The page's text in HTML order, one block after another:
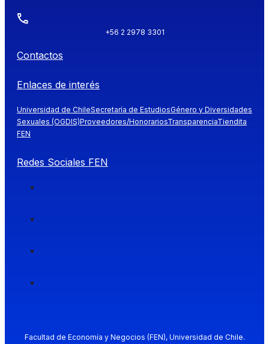
+56 2 2978 3301
Contactos
Enlaces de interés
Universidad de ChileSecretaría de EstudiosGénero y Diversidades
Sexuales (OGDIS)Proveedores/HonorariosTransparenciaTiendita
FEN
Redes Sociales FEN
Facultad de Economía y Negocios (FEN), Universidad de Chile.